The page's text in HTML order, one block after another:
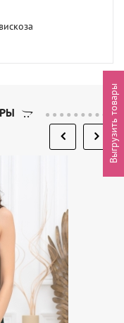
Выгрузить товары